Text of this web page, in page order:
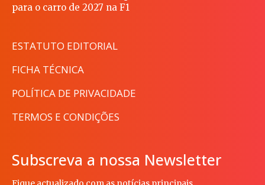
para o carro de 2027 na F1
ESTATUTO EDITORIAL
FICHA TÉCNICA
POLÍTICA DE PRIVACIDADE
TERMOS E CONDIÇÕES
Subscreva a nossa Newsletter